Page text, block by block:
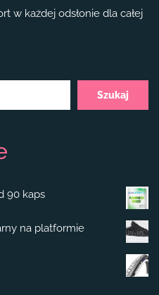
w każdej odsłonie dla całej
Szukaj
90 kaps
na platformie